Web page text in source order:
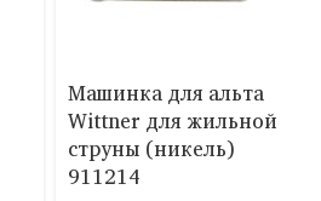
Машинка для альта
Wittner для жильной
струны (никель)
911214